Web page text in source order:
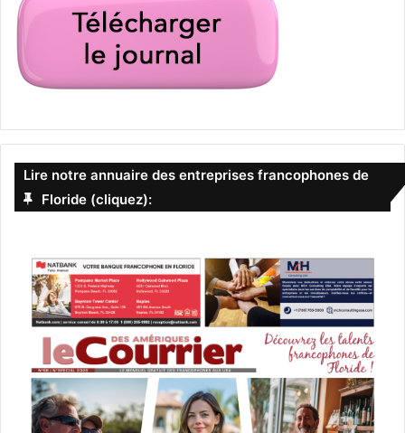
Lire notre annuaire des entreprises francophones de
Floride (cliquez):